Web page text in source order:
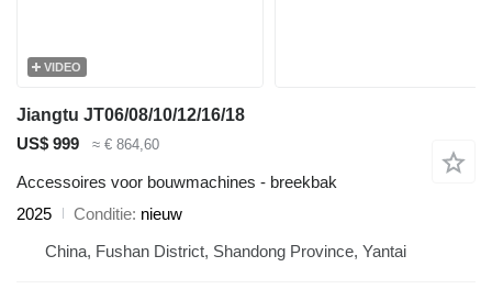
VIDEO
Jiangtu JT06/08/10/12/16/18
US$ 999
≈ € 864,60
Accessoires voor bouwmachines - breekbak
2025
Conditie nieuw
China, Fushan District, Shandong Province, Yantai